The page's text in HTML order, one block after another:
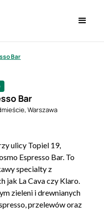
Bar
Bar
Warszawa
ulicy Topiel 19,
Espresso Bar. To
specialty z
jak La Cava czy Klaro.
zieleni i drewnianych
przelewów oraz